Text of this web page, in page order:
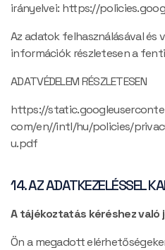
irányelvei: https://
Az adatok felhasználásával és
információk részletesen a
ADATVÉDELEM RÉSZLETESEN
https://
com/en//intl/hu/policies/
u.pdf
14. AZ ADATKEZELÉSSEL
A tájékoztatás kéréshez való
Ön a megadott